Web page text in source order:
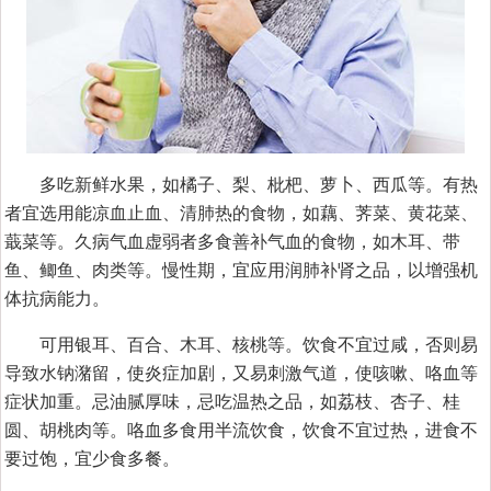
多吃新鲜水果，如橘子、梨、枇杷、萝卜、西瓜等。有热
者宜选用能凉血止血、清肺热的食物，如藕、荠菜、黄花菜、
蕺菜等。久病气血虚弱者多食善补气血的食物，如木耳、带
鱼、鲫鱼、肉类等。慢性期，宜应用润肺补肾之品，以增强机
体抗病能力。
可用银耳、百合、木耳、核桃等。饮食不宜过咸，否则易
导致水钠潴留，使炎症加剧，又易刺激气道，使咳嗽、咯血等
症状加重。忌油腻厚味，忌吃温热之品，如荔枝、杏子、桂
圆、胡桃肉等。咯血多食用半流饮食，饮食不宜过热，进食不
要过饱，宜少食多餐。